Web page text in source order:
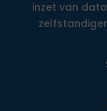
inzet van